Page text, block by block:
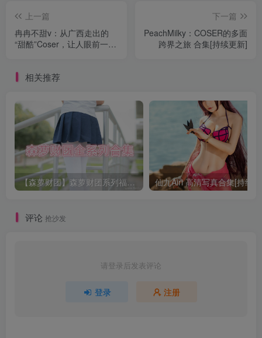
上一篇
冉冉不甜v：从广西走出的
“甜酷”Coser，让人眼前一亮
下一篇
PeachMilky：COSER的多面
跨界之旅 合集[持续更新]
相关推荐
【森萝财团】森萝财团系列福利原版无水印合集下载[与本站内容同步更新] 仙九Airi 高清写真合集[持续
评论 抢沙发
请登录后发表评论
登录 注册